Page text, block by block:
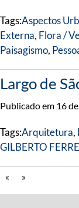
Tags:Aspectos
Externa, Flora /
Paisagismo,
Largo de
Publicado em 16
Tags:Arquitetura,
GILBERTO
« »